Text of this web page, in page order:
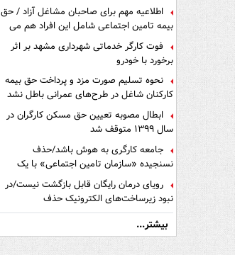
است ؟
اطلاعیه مهم برای صاحبان مشاغل آزاد / حق
بیمه تامین اجتماعی شامل این افراد هم می
شودفوت کارگر خدماتی شهرداری مشهد بر اثر
برخورد با خودرو
نحوه تسلیم صورت مزد و پرداخت حق بیمه
کارکنان شاغل در طرح‌های عمرانی باطل نشد
ابطال مصوبه تعیین حق مسکن کارگران در
سال ۱۳۹۹ متوقف شد
جامعه کارگری به هوش باشد/حذف
نسنجیده «سازمان تامین اجتماعی» با یک
تفاهم نامه!
رویای درمان رایگان قابل بازگشت نیست/در
نبود زیرساخت‌های الکترونیک حذف
دفترچه‌های بیمه اشتباه مضاعف است
بیشتر...